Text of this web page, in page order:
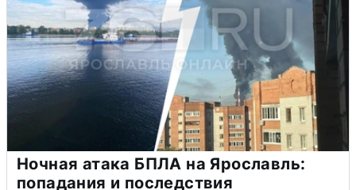
Ночная атака БПЛА на Ярославль:
попадания и последствия